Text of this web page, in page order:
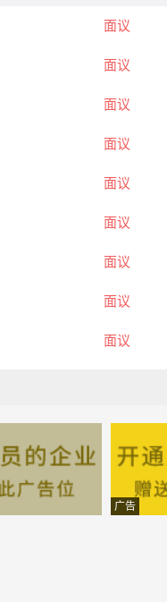
面议
面议
面议
面议
面议
面议
面议
面议
面议
面议
面议
广告